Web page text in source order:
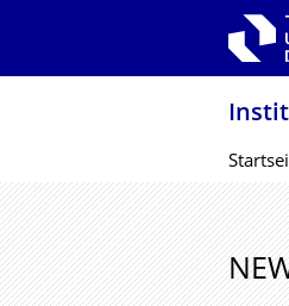
Zur Hauptnavigation springen